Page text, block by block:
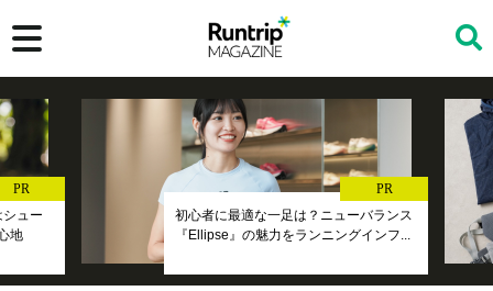
検索
PR
ュー
地
PR
初心者に最適な一足は？ニューバランス
『Ellipse』の魅力をランニングインフ...